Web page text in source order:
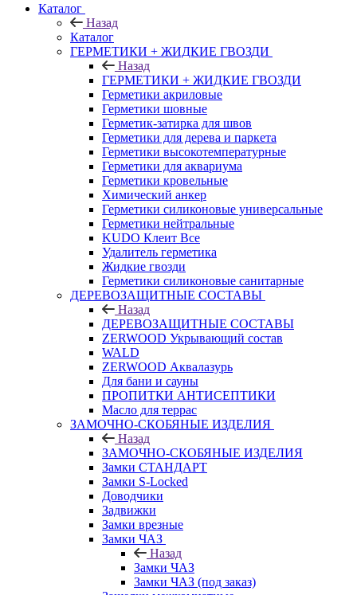
Каталог
Назад
Каталог
ГЕРМЕТИКИ + ЖИДКИЕ ГВОЗДИ
Назад
ГЕРМЕТИКИ + ЖИДКИЕ ГВОЗДИ
Герметики акриловые
Герметики шовные
Герметик-затирка для швов
Герметики для дерева и паркета
Герметики высокотемпературные
Герметики для аквариума
Герметики кровельные
Химический анкер
Герметики силиконовые универсальные
Герметики нейтральные
KUDO Клеит Все
Удалитель герметика
Жидкие гвозди
Герметики силиконовые санитарные
ДЕРЕВОЗАЩИТНЫЕ СОСТАВЫ
Назад
ДЕРЕВОЗАЩИТНЫЕ СОСТАВЫ
ZERWOOD Укрывающий состав
WALD
ZERWOOD Аквалазурь
Для бани и сауны
ПРОПИТКИ АНТИСЕПТИКИ
Масло для террас
ЗАМОЧНО-СКОБЯНЫЕ ИЗДЕЛИЯ
Назад
ЗАМОЧНО-СКОБЯНЫЕ ИЗДЕЛИЯ
Замки СТАНДАРТ
Замки S-Locked
Доводчики
Задвижки
Замки врезные
Замки ЧАЗ
Назад
Замки ЧАЗ
Замки ЧАЗ (под заказ)